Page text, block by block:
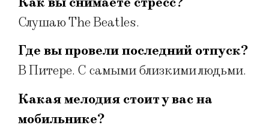
Слушаю The Beatles.
Где вы провели последний отпуск?
В Питере. С самыми близкими людьми.
Какая мелодия стоит у вас на
мобильнике?